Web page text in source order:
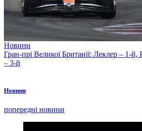
Новини
Гран-прі Великої Британії: Леклер – 1-й,
– 3-й
Новини
попередні новини